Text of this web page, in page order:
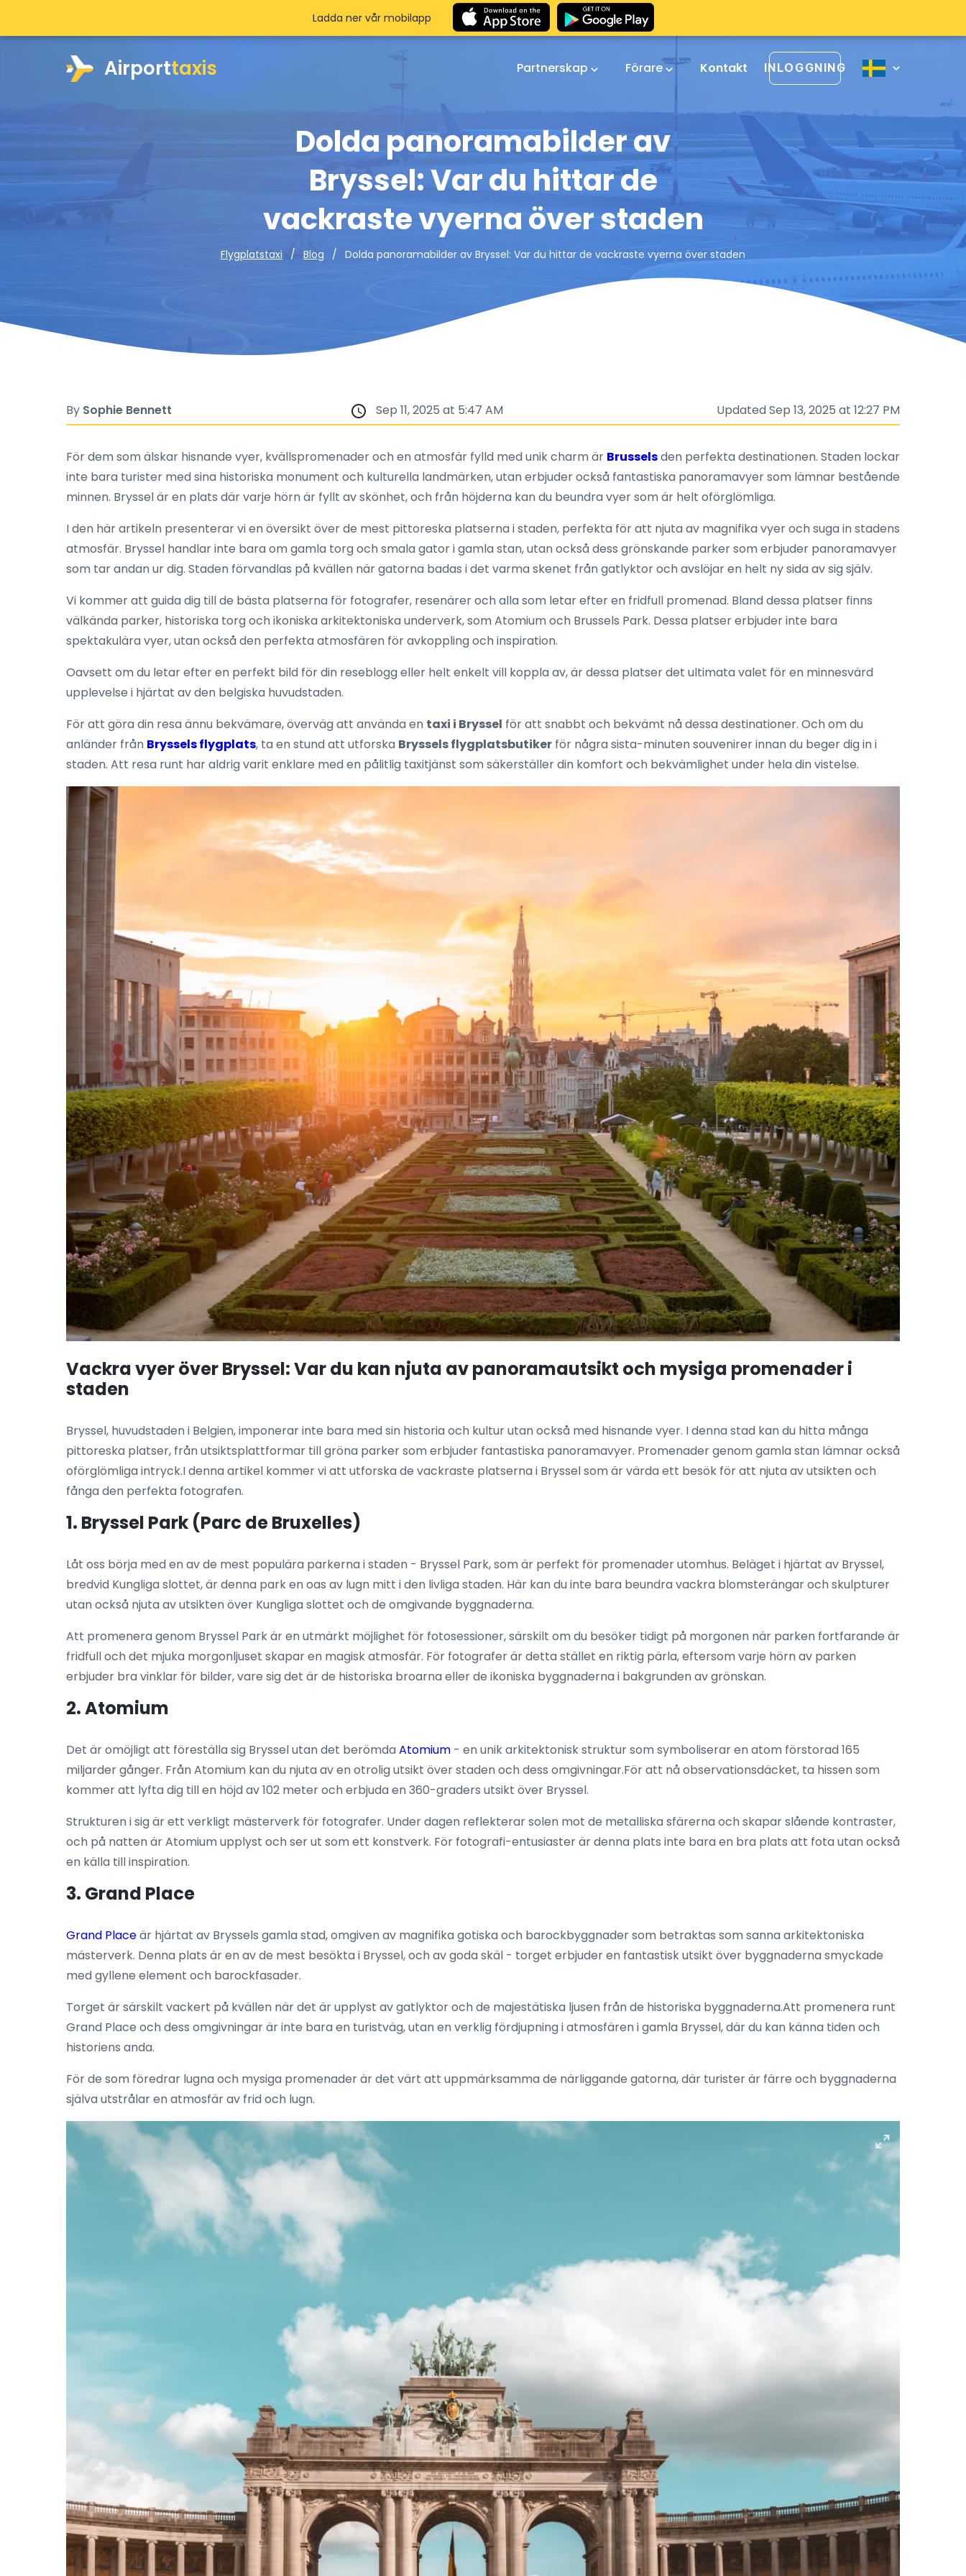
Airporttaxis Partnerskap Förare Kontakt INLOGGNING
Dolda panoramabilder av
Bryssel: Var du hittar de
vackraste vyerna över staden
Flygplatstaxi Blog Dolda panoramabilder av Bryssel: Var du hittar de vackraste vyerna över staden
Ladda ner vår mobilapp
By Sophie Bennett Sep 11, 2025 at 5:47 AM Updated Sep 13, 2025 at 12:27 PM
För dem som älskar hisnande vyer, kvällspromenader och en atmosfär fylld med unik charm är Brusselsden perfekta destinationen. Staden lockar
inte bara turister med sina historiska monument och kulturella landmärken, utan erbjuder också fantastiska panoramavyer som lämnar bestående
minnen. Bryssel är en plats där varje hörn är fyllt av skönhet, och från höjderna kan du beundra vyer som är helt oförglömliga.
I den här artikeln presenterar vi en översikt över de mest pittoreska platserna i staden, perfekta för att njuta av magnifika vyer och suga in stadens
atmosfär. Bryssel handlar inte bara om gamla torg och smala gator i gamla stan, utan också dess grönskande parker som erbjuder panoramavyer
som tar andan ur dig. Staden förvandlas på kvällen när gatorna badas i det varma skenet från gatlyktor och avslöjar en helt ny sida av sig själv.
Vi kommer att guida dig till de bästa platserna för fotografer, resenärer och alla som letar efter en fridfull promenad. Bland dessa platser finns
välkända parker, historiska torg och ikoniska arkitektoniska underverk, som Atomium och Brussels Park. Dessa platser erbjuder inte bara
spektakulära vyer, utan också den perfekta atmosfären för avkoppling och inspiration.
Oavsett om du letar efter en perfekt bild för din reseblogg eller helt enkelt vill koppla av, är dessa platser det ultimata valet för en minnesvärd
upplevelse i hjärtat av den belgiska huvudstaden.
För att göra din resa ännu bekvämare, överväg att använda en taxi i Bryssel för att snabbt och bekvämt nå dessa destinationer. Och om du
anländer från Bryssels flygplats, ta en stund att utforska Bryssels flygplatsbutiker för några sista-minuten souvenirer innan du beger dig in i
staden. Att resa runt har aldrig varit enklare med en pålitlig taxitjänst som säkerställer din komfort och bekvämlighet under hela din vistelse.
Vackra vyer över Bryssel: Var du kan njuta av panoramautsikt och mysiga promenader i
staden
Bryssel, huvudstaden i Belgien, imponerar inte bara med sin historia och kultur utan också med hisnande vyer. I denna stad kan du hitta många
pittoreska platser, från utsiktsplattformar till gröna parker som erbjuder fantastiska panoramavyer. Promenader genom gamla stan lämnar också
oförglömliga intryck.I denna artikel kommer vi att utforska de vackraste platserna i Bryssel som är värda ett besök för att njuta av utsikten och
fånga den perfekta fotografen.
1. Bryssel Park (Parc de Bruxelles)
Låt oss börja med en av de mest populära parkerna i staden - Bryssel Park, som är perfekt för promenader utomhus. Beläget i hjärtat av Bryssel,
bredvid Kungliga slottet, är denna park en oas av lugn mitt i den livliga staden. Här kan du inte bara beundra vackra blomsterängar och skulpturer
utan också njuta av utsikten över Kungliga slottet och de omgivande byggnaderna.
Att promenera genom Bryssel Park är en utmärkt möjlighet för fotosessioner, särskilt om du besöker tidigt på morgonen när parken fortfarande är
fridfull och det mjuka morgonljuset skapar en magisk atmosfär. För fotografer är detta stället en riktig pärla, eftersom varje hörn av parken
erbjuder bra vinklar för bilder, vare sig det är de historiska broarna eller de ikoniska byggnaderna i bakgrunden av grönskan.
2. Atomium
Det är omöjligt att föreställa sig Bryssel utan det berömdaAtomium - en unik arkitektonisk struktur som symboliserar en atom förstorad 165
miljarder gånger. Från Atomium kan du njuta av en otrolig utsikt över staden och dess omgivningar.För att nå observationsdäcket, ta hissen som
kommer att lyfta dig till en höjd av 102 meter och erbjuda en 360-graders utsikt över Bryssel.
Strukturen i sig är ett verkligt mästerverk för fotografer. Under dagen reflekterar solen mot de metalliska sfärerna och skapar slående kontraster,
och på natten är Atomium upplyst och ser ut som ett konstverk. För fotografi-entusiaster är denna plats inte bara en bra plats att fota utan också
en källa till inspiration.
3. Grand Place
Grand Placeär hjärtat av Bryssels gamla stad, omgiven av magnifika gotiska och barockbyggnader som betraktas som sanna arkitektoniska
mästerverk. Denna plats är en av de mest besökta i Bryssel, och av goda skäl - torget erbjuder en fantastisk utsikt över byggnaderna smyckade
med gyllene element och barockfasader.
Torget är särskilt vackert på kvällen när det är upplyst av gatlyktor och de majestätiska ljusen från de historiska byggnaderna.Att promenera runt
Grand Place och dess omgivningar är inte bara en turistväg, utan en verklig fördjupning i atmosfären i gamla Bryssel, där du kan känna tiden och
historiens anda.
För de som föredrar lugna och mysiga promenader är det värt att uppmärksamma de närliggande gatorna, där turister är färre och byggnaderna
själva utstrålar en atmosfär av frid och lugn.